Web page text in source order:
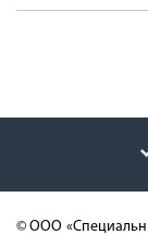
© ООО